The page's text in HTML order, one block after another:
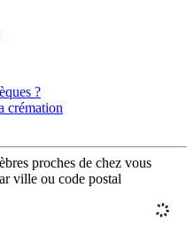
?
crémation
proches de chez vous
ville ou code postal